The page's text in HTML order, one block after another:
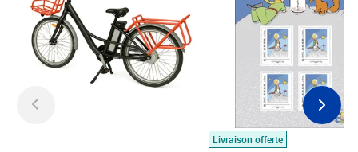
Livraison offerte